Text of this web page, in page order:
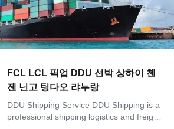
FCL LCL 픽업 DDU 선박 상하이 첸
젠 닌고 팅다오 랴누랑
DDU Shipping Service DDU Shipping is a
professional shipping logistics and freight